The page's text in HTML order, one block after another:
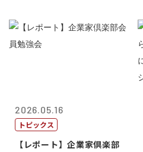
2026.05.16
トピックス
【レポート】企業家倶楽部